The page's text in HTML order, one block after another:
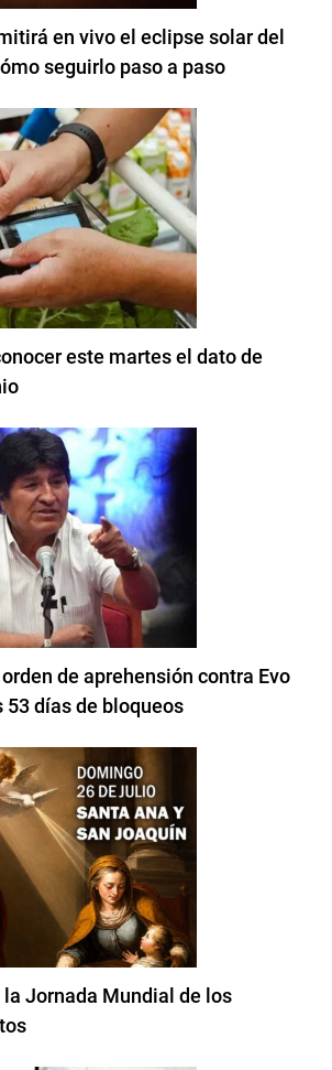
en vivo el eclipse solar del
seguirlo paso a paso
este martes el dato de
de aprehensión contra Evo
53 días de bloqueos
Jornada Mundial de los